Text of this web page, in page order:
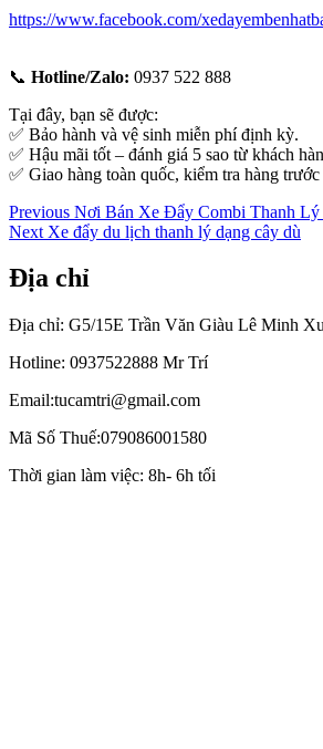
https://www.facebook.com/
📞 Hotline/Zalo: 0937 522 888
Tại đây, bạn sẽ được:
✅ Bảo hành và vệ sinh miễn phí định kỳ.
✅ Hậu mãi tốt – đánh giá 5 sao từ khách
✅ Giao hàng toàn quốc, kiểm tra hàng
Điều
hướng
bài
Previous Previous
post:
Nơi Bán Xe Đẩy Combi Thanh
Next Next
Xe đẩy du lịch thanh lý dạng cây dù
Địa chỉ
Địa chỉ: G5/15E Trần Văn Giàu Lê Minh
Hotline: 0937522888 Mr Trí
Email:tucamtri@gmail.com
Mã Số Thuế:079086001580
Thời gian làm việc: 8h- 6h tối